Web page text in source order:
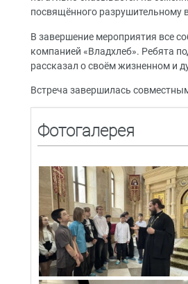
посвящённого разрушительному
В завершение мероприятия все
компанией «Владхлеб». Ребята
рассказал о своём жизненном и
Встреча завершилась
Фотогалерея